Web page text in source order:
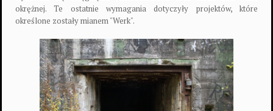
okrężnej. Te ostatnie wymagania dotyczyły projektów, które
określone zostały mianem "Werk".